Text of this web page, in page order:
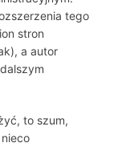
tego
stron
a autor
to szum,
nieco